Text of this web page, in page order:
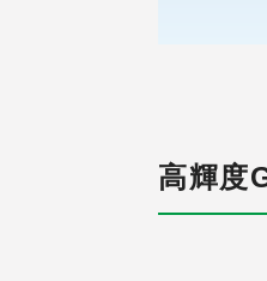
高輝度